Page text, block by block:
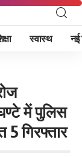
स्वास्थ नई
में पुलिस
गिरफ्तार